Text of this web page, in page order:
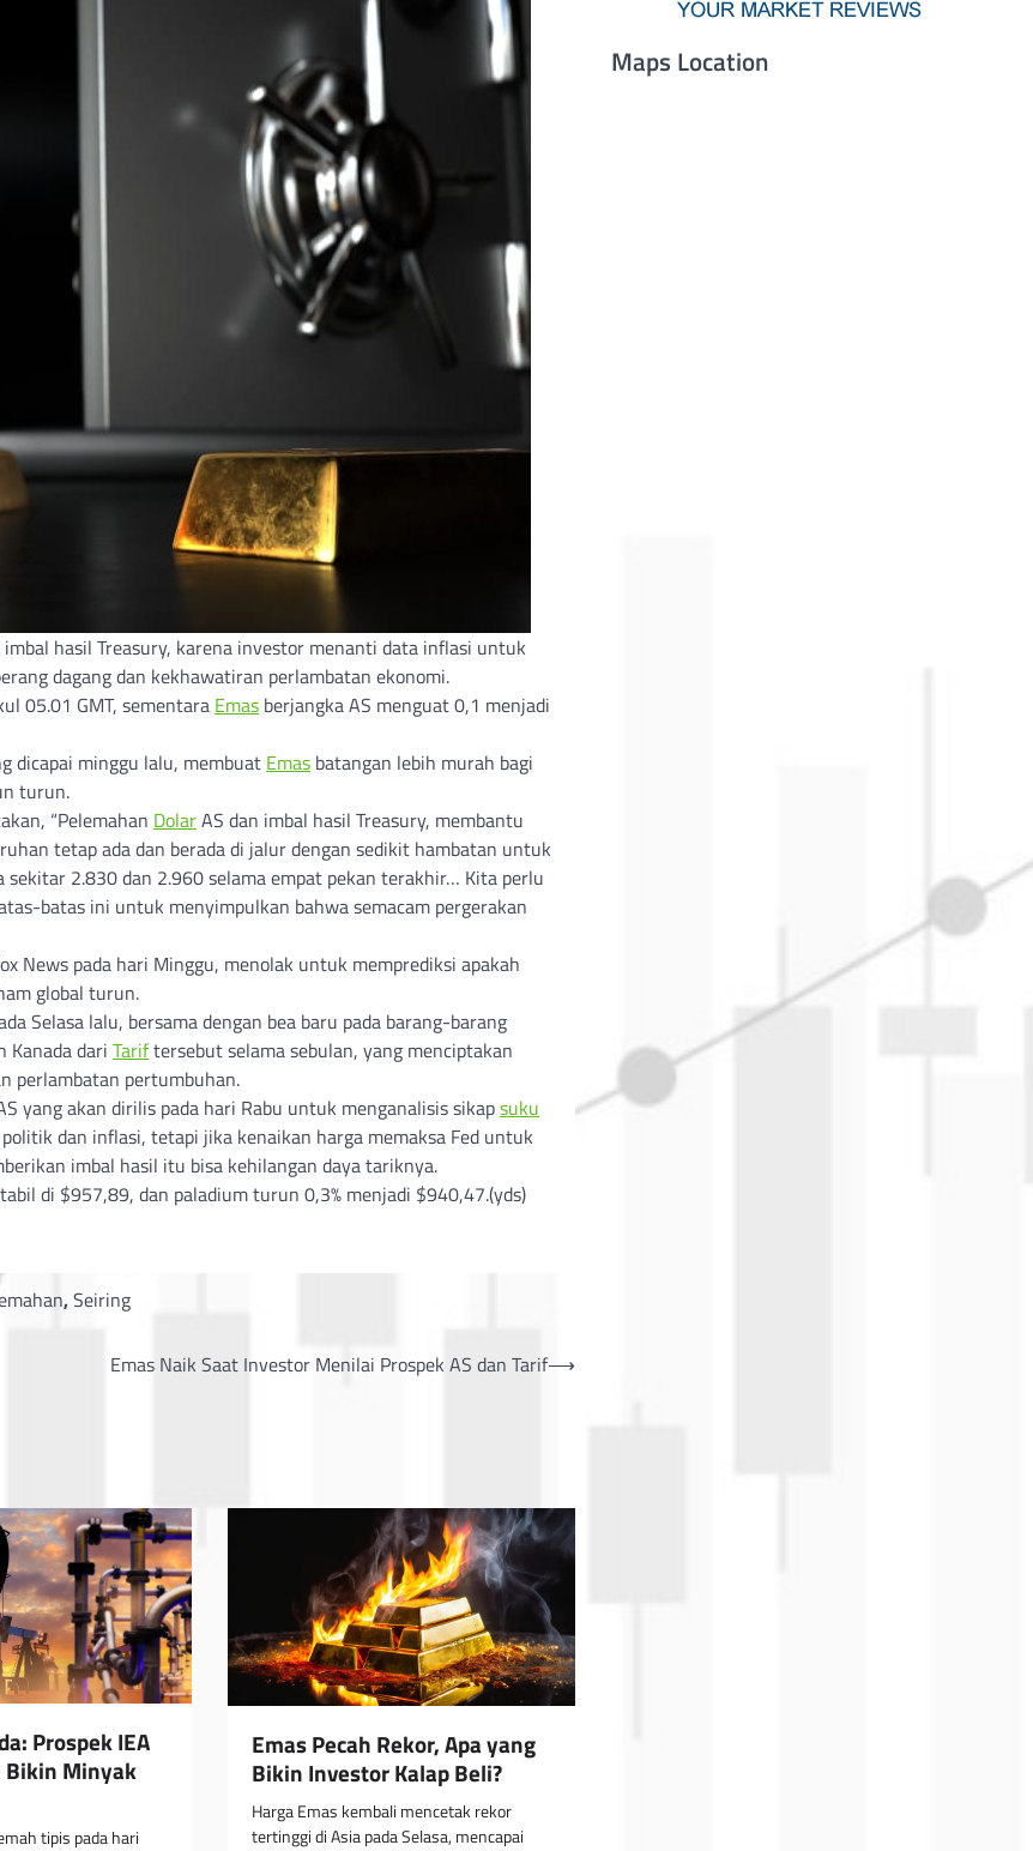
imbal hasil Treasury, karena investor menanti data inflasi untuk
dagang dan kekhawatiran perlambatan ekonomi.
05.01 GMT, sementara Emas berjangka AS menguat 0,1 menjadi
dicapai minggu lalu, membuat Emas batangan lebih murah bagi
turun.
“Pelemahan DolarAS dan imbal hasil Treasury, membantu
tetap ada dan berada di jalur dengan sedikit hambatan untuk
sekitar 2.830 dan 2.960 selama empat pekan terakhir… Kita perlu
batas ini untuk menyimpulkan bahwa semacam pergerakan
News pada hari Minggu, menolak untuk memprediksi apakah
global turun.
Selasa lalu, bersama dengan bea baru pada barang-barang
Kanada dari Tariftersebut selama sebulan, yang menciptakan
perlambatan pertumbuhan.
yang akan dirilis pada hari Rabu untuk menganalisis sikapsuku
dan inflasi, tetapi jika kenaikan harga memaksa Fed untuk
imbal hasil itu bisa kehilangan daya tariknya.
di $957,89, dan paladium turun 0,3% menjadi $940,47.(yds)
,Seiring
Emas Naik Saat Investor Menilai Prospek AS dan Tarif⟶
Prospek IEA
Bikin Minyak
tipis pada hari
Emas Pecah Rekor, Apa yang
Bikin Investor Kalap Beli?
Harga Emas kembali mencetak rekor
tertinggi di Asia pada Selasa, mencapai
Maps Location